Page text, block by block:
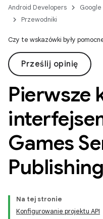
Android Developers Google
Przewodniki
Czy te wskazówki były
Prześlij opinię
Pierwsze
Games
Na tej stronie
Konfigurowanie projektu API